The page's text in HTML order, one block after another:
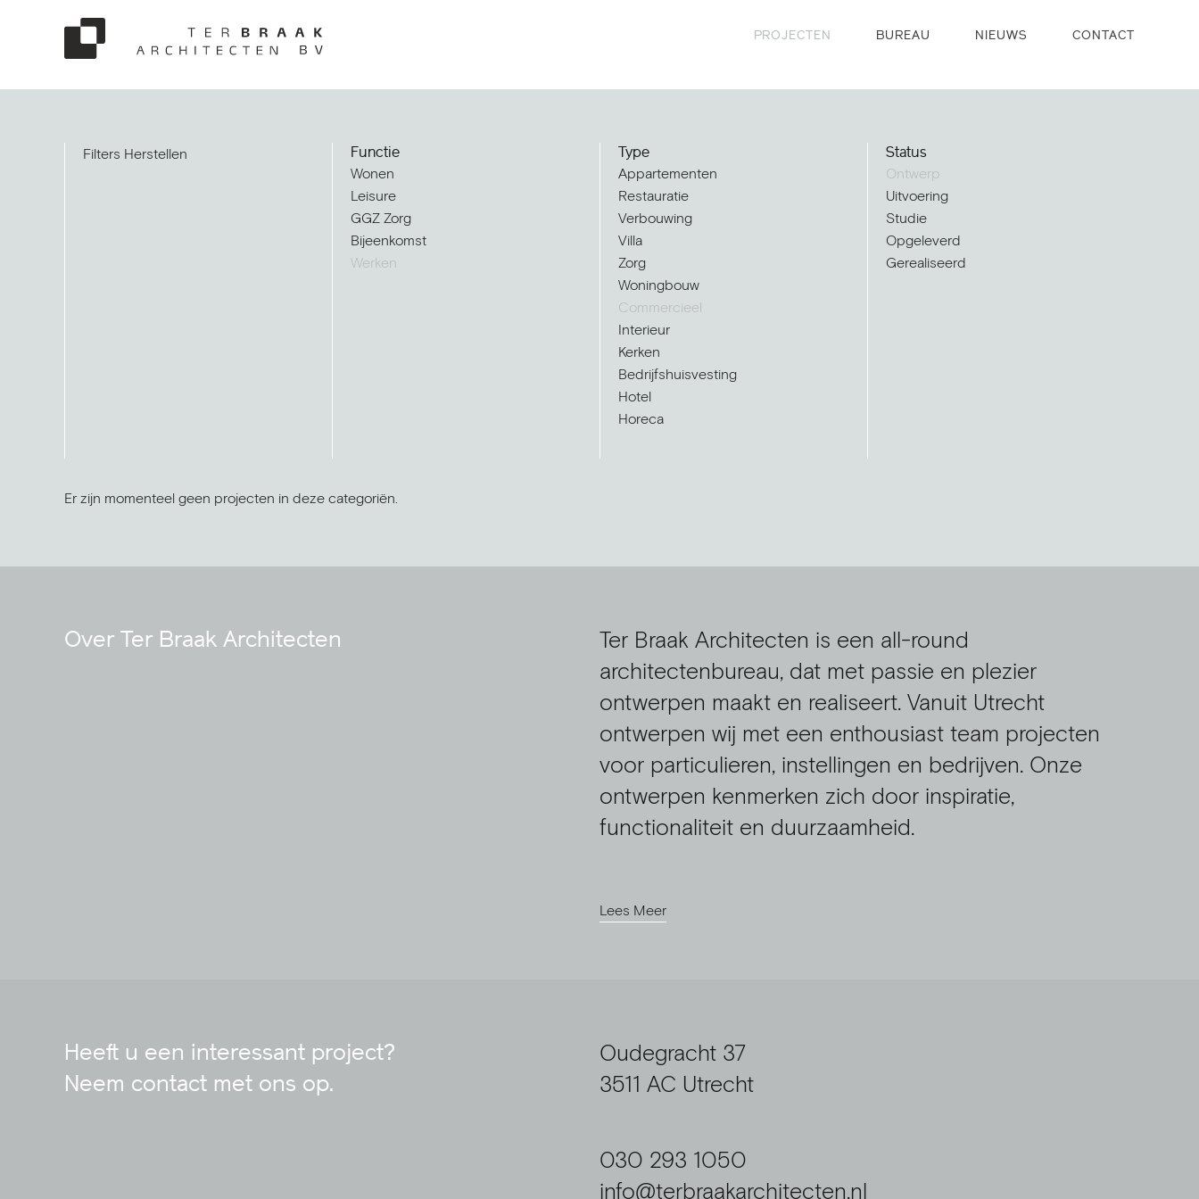
PROJECTEN BUREAU NIEUWS CONTACT
Filters Herstellen Functie
Wonen
Leisure
GGZ Zorg
Bijeenkomst
Werken
Type
Appartementen
Restauratie
Verbouwing
Villa
Zorg
Woningbouw
Commercieel
Interieur
Kerken
Bedrijfshuisvesting
Hotel
Horeca
Status
Ontwerp
Uitvoering
Studie
Opgeleverd
Gerealiseerd
Er zijn momenteel geen projecten in deze categoriën.
Over Ter Braak Architecten
Ter Braak Architecten is een all-round
architectenbureau, dat met passie en plezier
ontwerpen maakt en realiseert. Vanuit Utrecht
ontwerpen wij met een enthousiast team projecten
voor particulieren, instellingen en bedrijven. Onze
ontwerpen kenmerken zich door inspiratie,
functionaliteit en duurzaamheid.
Lees Meer
Heeft u een interessant project?
Neem contact met ons op.
Oudegracht 37
3511 AC Utrecht
030 293 1050
info@terbraakarchitecten.nl